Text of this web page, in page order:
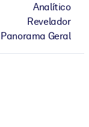
Analítico
Revelador
Panorama Geral